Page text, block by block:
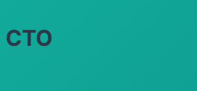
СТО